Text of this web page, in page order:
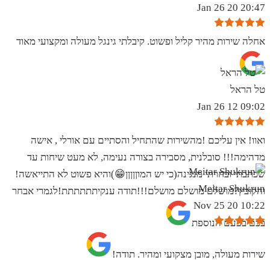
20:47 20 Jan 26
אחלה שירות מהיר קליל ופשוט. קיבלתי גינגל מעולה ומקצועי מאוד
טל הראל
09:02 12 Jan 26
ואוו! אין עליכם !מהשירות שהתחיל והסתיים עם אורלי , אישה
מדהימה!!! סובלנית, מסבירה בצורה נעימה, לא מעט שיחות עד
שכתבתי ובחרתי מנגינה(כי יש המוןןןןן😁)והיא פשוט לא התייאשה!
והקובץ?מושלם מושלם מושלם!!!תודה ענקיתתתתתת!לגמרי אבחר
בכם בפעם הנוספת
Meitar Shukrun
10:22 20 Nov 25
שירות מעולה, מובן מצקועי ומהיר. תודה!